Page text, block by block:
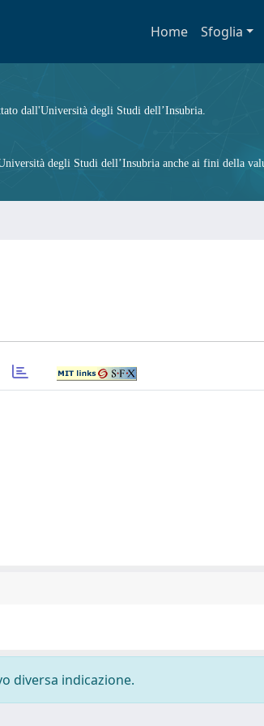
Home Sfoglia
dall'Università degli Studi dell’Insubria.
degli Studi dell’Insubria anche ai fini della
diversa indicazione.